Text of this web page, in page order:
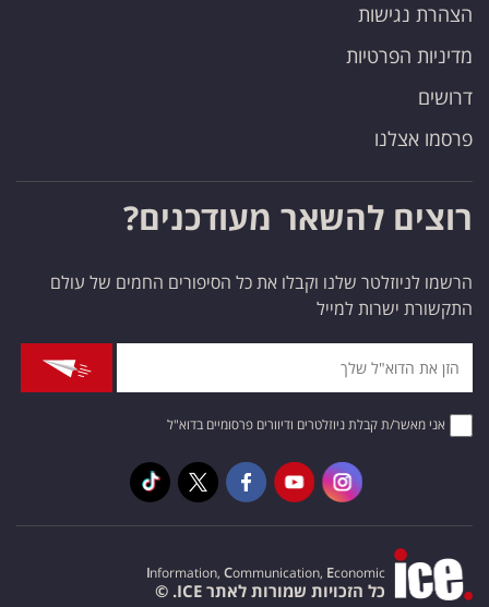
הצהרת נגישות
מדיניות הפרטיות
דרושים
פרסמו אצלנו
רוצים להשאר מעודכנים?
הרשמו לניוזלטר שלנו וקבלו את כל הסיפורים החמים של עולם
התקשורת ישרות למייל
אני מאשר/ת קבלת ניוזלטרים ודיוורים פרסומיים בדוא"ל
Information, Communication, Economic
כל הזכויות שמורות לאתר ICE. ©